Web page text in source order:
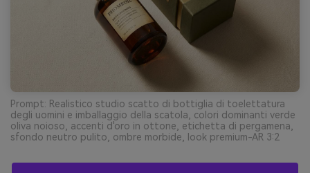
Prompt: Realistico studio scatto di bottiglia di toelettatura
degli uomini e imballaggio della scatola, colori dominanti verde
oliva noioso, accenti d'oro in ottone, etichetta di pergamena,
sfondo neutro pulito, ombre morbide, look premium-AR 3:2